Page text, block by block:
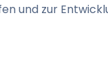
und zur